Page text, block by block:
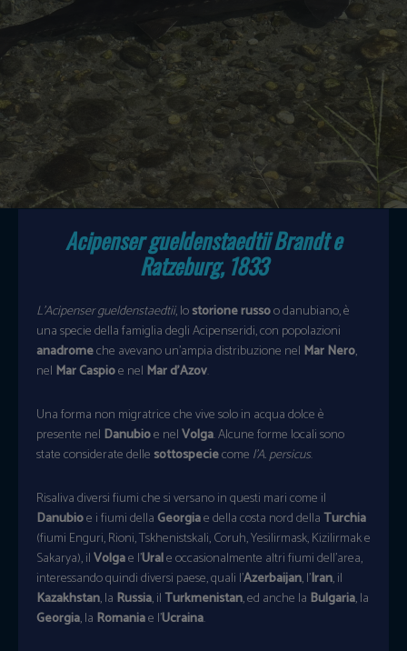
Acipenser gueldenstaedtiiBrandt e
Ratzeburg, 1833
L’Acipenser gueldenstaedtii, lostorione russoo danubiano, è
una specie della famiglia degli Acipenseridi, con popolazioni
anadromeche avevano un’ampia distribuzione nel Mar Nero,
nel Mar Caspioe nel Mar d’Azov.
Una forma non migratrice che vive solo in acqua dolce è
presente nel Danubioe nelVolga. Alcune forme locali sono
state considerate dellesottospeciecome l’A. persicus.
Risaliva diversi fiumi che si versano in questi mari come il
Danubioe i fiumi dellaGeorgiae della costa nord dellaTurchia
(fiumi Enguri, Rioni, Tskhenistskali, Coruh, Yesilirmask, Kizilirmak e
Sakarya), ilVolgae l’Urale occasionalmente altri fiumi dell’area,
interessando quindi diversi paese, quali l’Azerbaijan, l’Iran, il
Kazakhstan, la Russia, ilTurkmenistan, ed anche la Bulgaria, la
Georgia, la Romaniae l’Ucraina.